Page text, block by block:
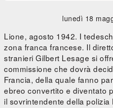
lunedì 18
Lione, agosto 1942. I
zona franca francese. Il
stranieri Gilbert Lesage si
commissione che dovrà
Francia, della quale fanno
ebreo convertito e diventato
il sovrintendente della